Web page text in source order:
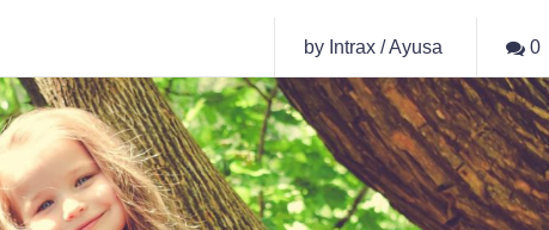
by Intrax / Ayusa 0